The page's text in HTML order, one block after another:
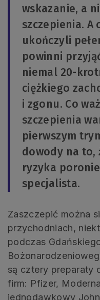
wskazanie, a
szczepienia. A
ukończyli
powinni
niemal 20-
ciężkiego
i zgonu. Co
szczepienia
pierwszym
dowody na to,
ryzyka
specjalista.
Zaszczepić można
przychodniach,
podczas
są cztery preparaty
firm: Pfizer,
jednodawkowy